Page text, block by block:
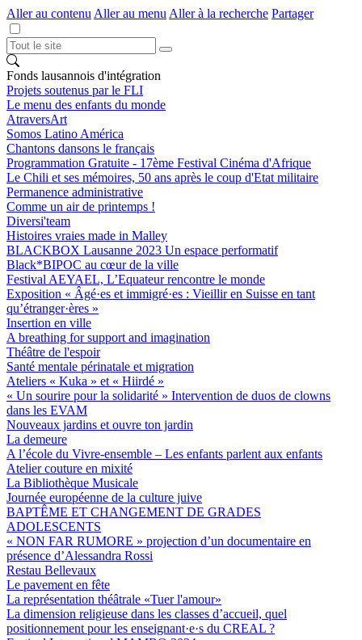
Aller au contenu Aller au menu Aller à la recherche Partager
Fonds lausannois d'intégration
Projets soutenus par le FLI
Le menu des enfants du monde
AtraversArt
Somos Latino América
Chantons dansons le français
Programmation Gratuite - 17ème Festival Cinéma d'Afrique
Le Chili et ses mémoires, 50 ans après le coup d'Etat militaire
Permanence administrative
Comme un air de printemps !
Diversi'team
Histoires vraies made in Malley
BLACKBOX Lausanne 2023 Un espace performatif
Black*BIPOC au cœur de la ville
Festival AEYAEL, L’Equateur rencontre le monde
Exposition « Âgé·es et immigré·es : Vieillir en Suisse en tant
qu’étranger·ères »
Insertion en ville
A breathing for support and imagination
Théâtre de l'espoir
Santé mentale périnatale et migration
Ateliers « Kuka » et « Hiirdé »
« Un sourire pour la solidarité » Intervention de duos de clowns
dans les EVAM
Nouveaux jardins et ouvre ton jardin
La demeure
A l’école du Vivre-ensemble – Les enfants parlent aux enfants
Atelier couture en mixité
La Bibliothèque Musicale
Journée européenne de la culture juive
BAPTÊME ET CHANGEMENT DE GRADES
ADOLESCENTS
« NON FAR RUMORE » projection d’un documentaire en
présence d’Alessandra Rossi
Restau Bellevaux
Le pavement en fête
La représentation théâtrale «Tuer l'amour»
La dimension religieuse dans les classes d’accueil, quel
positionnement pour les enseignant·e·s du CREAL ?